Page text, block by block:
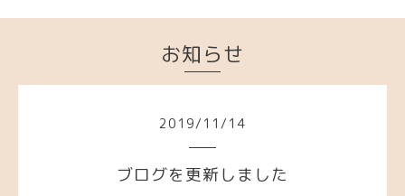
お知らせ
2019/ 11 / 14
ブログを更新しました